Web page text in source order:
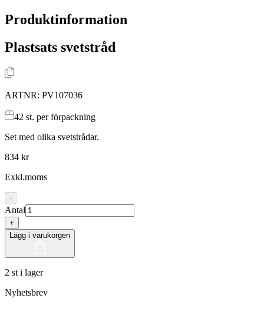
Produktinformation
Plastsats svetstråd
ARTNR: PV107036
42 st. per förpackning
Set med olika svetstrådar.
834 kr
Exkl.moms
-
Antal
+
Lägg i varukorgen
2 st i lager
Nyhetsbrev